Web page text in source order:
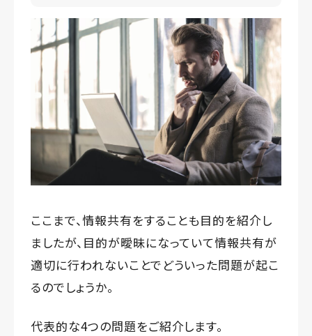
ここまで、情報共有をすることも目的を紹介し
ましたが、目的が曖昧になっていて情報共有が
適切に行われないことでどういった問題が起こ
るのでしょうか。
代表的な4つの問題をご紹介します。